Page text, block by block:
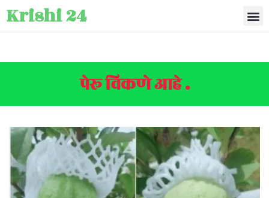
Krishi 24
पेरू विकणे आहे .